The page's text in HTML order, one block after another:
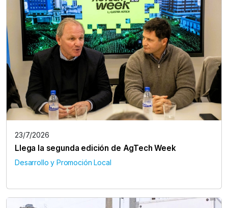
23/7/2026
Llega la segunda edición de AgTech Week
Desarrollo y Promoción Local